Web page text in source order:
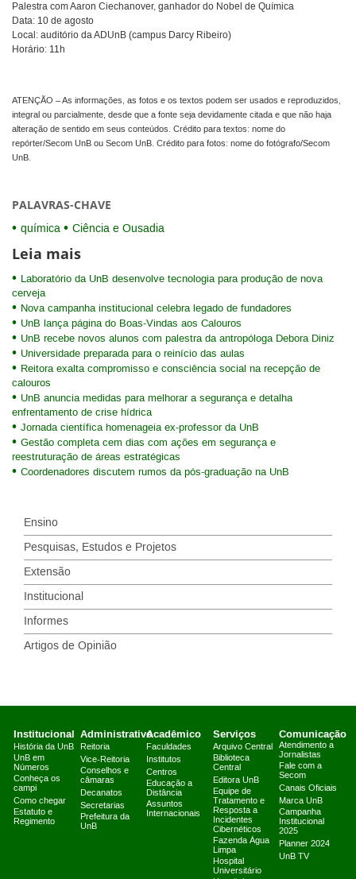
Palestra com Aaron Ciechanover, ganhador do Nobel de Química
Data: 10 de agosto
Local: auditório da ADUnB (campus Darcy Ribeiro)
Horário: 11h
ATENÇÃO – As informações, as fotos e os textos podem ser usados e reproduzidos,
integral ou parcialmente, desde que a fonte seja devidamente citada e que não haja
alteração de sentido em seus conteúdos. Crédito para textos: nome do
repórter/Secom UnB ou Secom UnB. Crédito para fotos: nome do fotógrafo/Secom
UnB.
PALAVRAS-CHAVE
química Ciência e Ousadia
Leia mais
Laboratório da UnB desenvolve tecnologia para produção de nova
cerveja
Nova campanha institucional celebra legado de fundadores
UnB lança página do Boas-Vindas aos Calouros
UnB recebe novos alunos com palestra da antropóloga Debora Diniz
Universidade preparada para o reinício das aulas
Reitora exalta compromisso e consciência social na recepção de
calouros
UnB anuncia medidas para melhorar a segurança e detalha
enfrentamento de crise hídrica
Jornada científica homenageia ex-professor da UnB
Gestão completa cem dias com ações em segurança e
reestruturação de áreas estratégicas
Coordenadores discutem rumos da pós-graduação na UnB
Ensino
Pesquisas, Estudos e Projetos
Extensão
Institucional
Informes
Artigos de Opinião
Institucional
História da UnB
UnB em
Números
Conheça os
campi
Como chegar
Estatuto e
Regimento
Administrativo
Reitoria
Vice-Reitoria
Conselhos e
câmaras
Decanatos
Secretarias
Prefeitura da
UnB
Acadêmico
Faculdades
Institutos
Centros
Educação a
Distância
Assuntos
Internacionais
Serviços
Arquivo Central
Biblioteca
Central
Editora UnB
Equipe de
Tratamento e
Resposta a
Incidentes
Cibernéticos
Fazenda Água
Limpa
Hospital
Universitário
Comunicação
Atendimento a
Jornalistas
Fale com a
Secom
Canais Oficiais
Marca UnB
Campanha
Institucional
2025
Planner 2024
UnB TV